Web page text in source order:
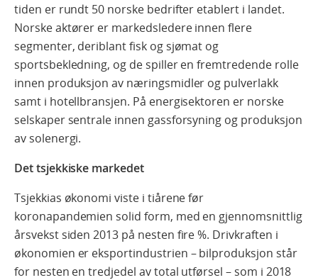
tiden er rundt 50 norske bedrifter etablert i landet.
Norske aktører er markedsledere innen flere
segmenter, deriblant fisk og sjømat og
sportsbekledning, og de spiller en fremtredende rolle
innen produksjon av næringsmidler og pulverlakk
samt i hotellbransjen. På energisektoren er norske
selskaper sentrale innen gassforsyning og produksjon
av solenergi.
Det tsjekkiske markedet
Tsjekkias økonomi viste i tiårene før
koronapandemien solid form, med en gjennomsnittlig
årsvekst siden 2013 på nesten fire %. Drivkraften i
økonomien er eksportindustrien – bilproduksjon står
for nesten en tredjedel av total utførsel – som i 2018